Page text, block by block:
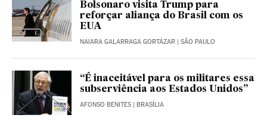
Bolsonaro visita Trump para
reforçar aliança do Brasil com os
EUA
NAIARA GALARRAGA GORTÁZAR | SÃO PAULO
“É inaceitável para os militares essa
subserviência aos Estados Unidos”
AFONSO BENITES | BRASÍLIA